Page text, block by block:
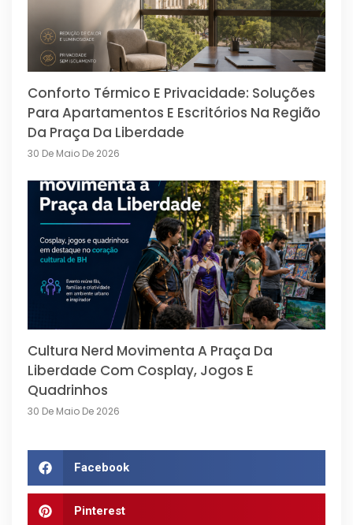
Conforto Térmico E Privacidade: Soluções
Para Apartamentos E Escritórios Na Região
Da Praça Da Liberdade
30 De Maio De 2026
Cultura Nerd Movimenta A Praça Da
Liberdade Com Cosplay, Jogos E
Quadrinhos
30 De Maio De 2026
Facebook
Pinterest